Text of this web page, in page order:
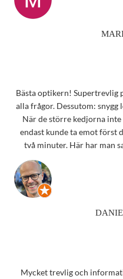
Bästa optikern! Supertrevlig
alla frågor. Dessutom: snygg
När de större kedjorna
endast kunde ta emot först
två minuter. Här har man
Mycket trevlig och